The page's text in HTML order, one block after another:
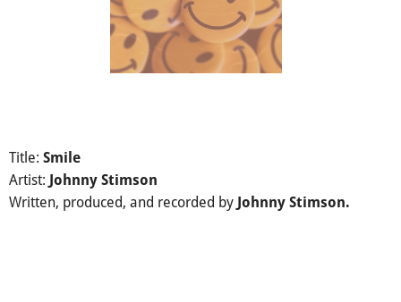
Title: Smile
Artist: Johnny Stimson
Written, produced, and recorded by Johnny Stimson.